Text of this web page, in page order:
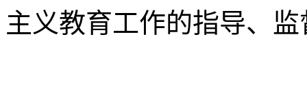
主义教育工作的指导、